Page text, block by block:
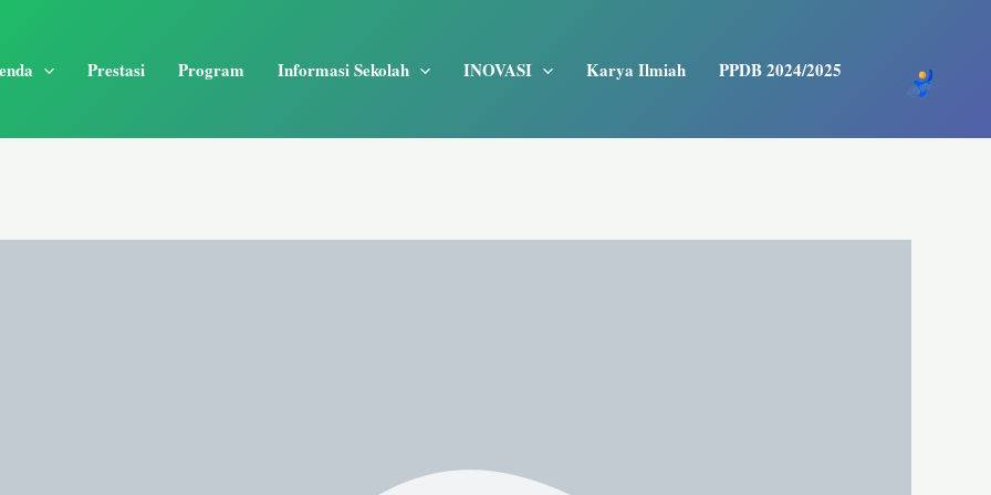
Prestasi Program Informasi Sekolah INOVASI Karya Ilmiah PPDB 2024/2025